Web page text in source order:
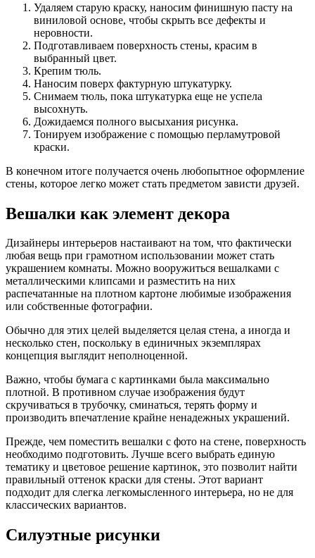
Удаляем старую краску, наносим финишную пасту на
виниловой основе, чтобы скрыть все дефекты и
неровности.
Подготавливаем поверхность стены, красим в
выбранный цвет.
Крепим тюль.
Наносим поверх фактурную штукатурку.
Снимаем тюль, пока штукатурка еще не успела
высохнуть.
Дожидаемся полного высыхания рисунка.
Тонируем изображение с помощью перламутровой
краски.
В конечном итоге получается очень любопытное оформление
стены, которое легко может стать предметом зависти друзей.
Вешалки как элемент декора
Дизайнеры интерьеров настаивают на том, что фактически
любая вещь при грамотном использовании может стать
украшением комнаты. Можно вооружиться вешалками с
металлическими клипсами и разместить на них
распечатанные на плотном картоне любимые изображения
или собственные фотографии.
Обычно для этих целей выделяется целая стена, а иногда и
несколько стен, поскольку в единичных экземплярах
концепция выглядит неполноценной.
Важно, чтобы бумага с картинками была максимально
плотной. В противном случае изображения будут
скручиваться в трубочку, сминаться, терять форму и
производить впечатление крайне ненадежных украшений.
Прежде, чем поместить вешалки с фото на стене, поверхность
необходимо подготовить. Лучше всего выбрать единую
тематику и цветовое решение картинок, это позволит найти
правильный оттенок краски для стены. Этот вариант
подходит для слегка легкомысленного интерьера, но не для
классических вариантов.
Силуэтные рисунки